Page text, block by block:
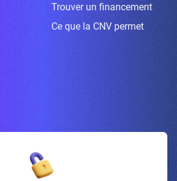
Trouver un financement
Ce que la CNV permet
vous à la newsletter